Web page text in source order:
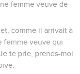
femme veuve de
comme il arrivait à
femme veuve qui
te prie, prends-moi